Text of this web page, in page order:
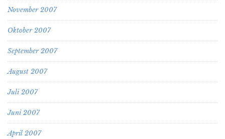
November 2007
Oktober 2007
September 2007
August 2007
Juli 2007
Juni 2007
April 2007